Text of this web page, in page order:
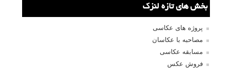
بخش های تازه لنزک
پروژه های عکاسی
مصاحبه با عکاسان
مسابقه عکاسی
فروش عکس